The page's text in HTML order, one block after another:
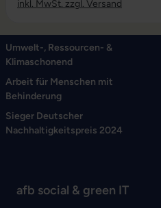
inkl. MwSt. zzgl. Versand
Umwelt-, Ressourcen- &
Klimaschonend
Arbeit für Menschen mit
Behinderung
Sieger Deutscher
Nachhaltigkeitspreis 2024
afb social & green IT